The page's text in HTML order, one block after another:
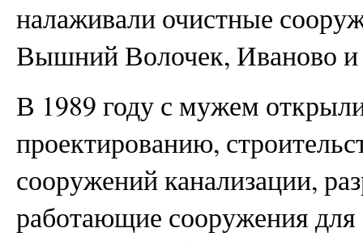
налаживали очистные
Вышний Волочек, Иваново и
В 1989 году с мужем
проектированию,
сооружений канализации,
работающие сооружения